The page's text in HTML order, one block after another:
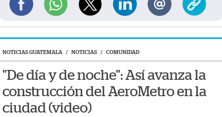
NOTICIAS GUATEMALA / NOTICIAS / COMUNIDAD
"De día y de noche": Así avanza la
construcción del AeroMetro en la
ciudad (video)